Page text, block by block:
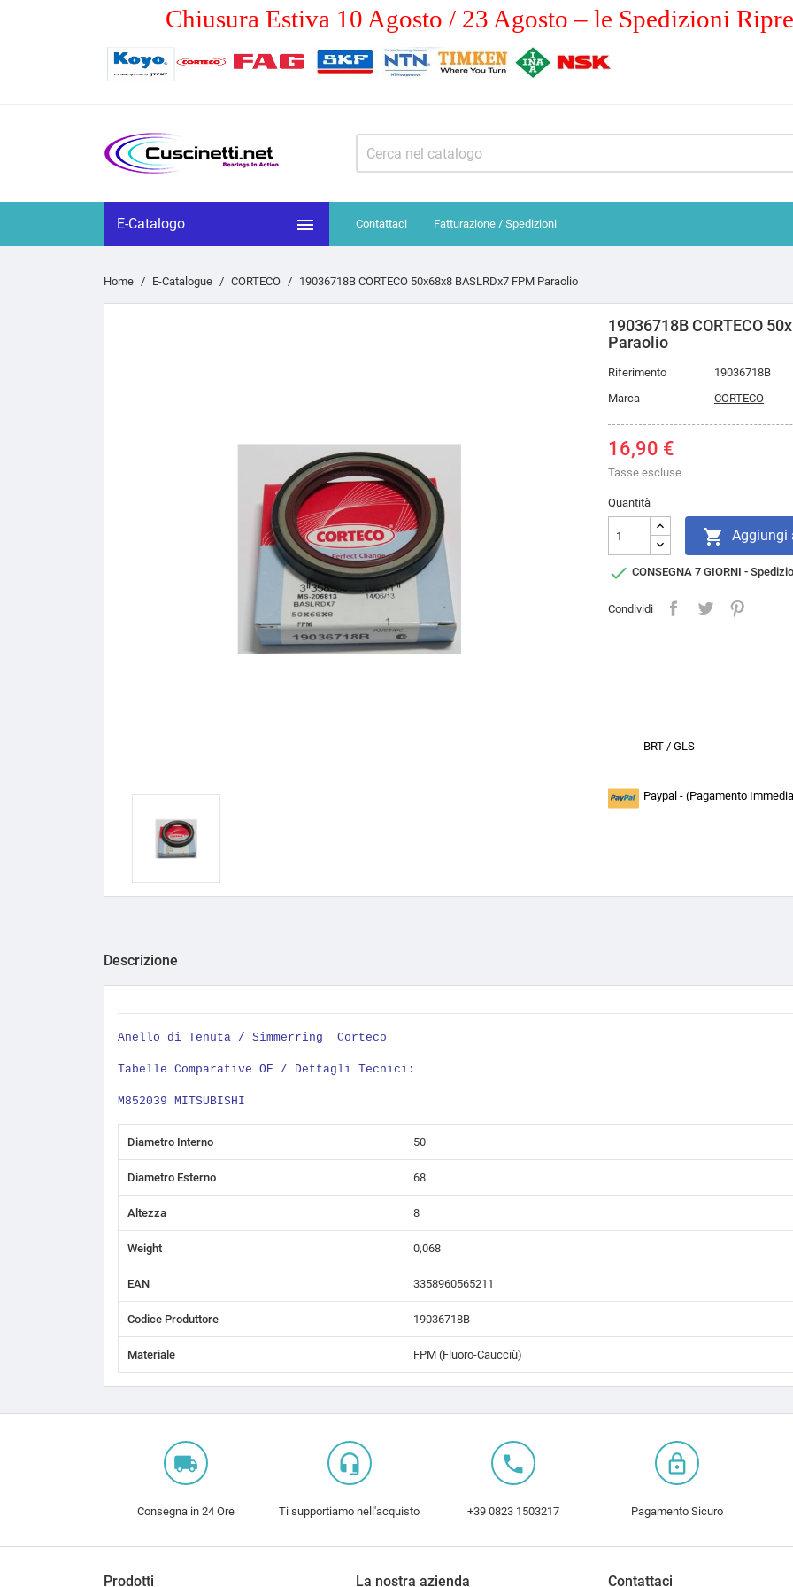
Chiusura Estiva 10 Agosto / 23 Agosto – le Spedizioni
E-Catalogo  Contattaci Fatturazione / Spedizioni
Home E-Catalogue CORTECO 19036718B CORTECO 50x68x8 BASLRDx7 FPM Paraolio
19036718B CORTECO
Paraolio
Riferimento
19036718B
Marca
CORTECO
16,90 €
Tasse escluse
Quantità
 Aggiungi
 CONSEGNA 7 GIORNI -
Condividi
BRT / GLS
Paypal - (Pagamento
Descrizione
Anello di Tenuta / Simmerring Corteco
Tabelle Comparative OE / Dettagli Tecnici:
M852039 MITSUBISHI
Diametro Interno 50
Diametro Esterno 68
Altezza 8
Weight 0,068
EAN 3358960565211
Codice Produttore 19036718B
Materiale FPM (Fluoro-Caucciù)
local_shipping
Consegna in 24 Ore
headset_mic
Ti supportiamo nell'acquisto
local_phone
+39 0823 1503217
lock_outline
Pagamento Sicuro
Prodotti La nostra azienda Contattaci